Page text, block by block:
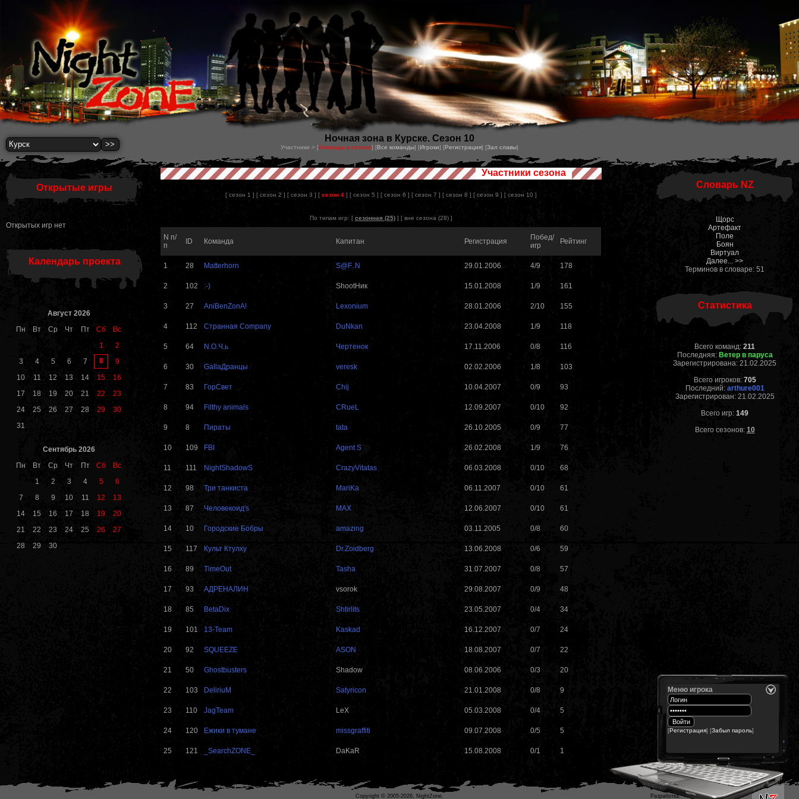
Ночная зона в Курске. Сезон 10
Участники > [Команды в сезоне] [Все команды] [Игроки] [Регистрация] [Зал славы]
Открытые игры
Открытых игр нет
Календарь проекта
Август 2026
Пн
Вт Ср Чт Пт Сб
Вс
1
2
3
4 5 6 7 8
9
10
11 12 13 14 15
16
17
18 19 20 21 22
23
24
25 26 27 28 29
30
31
Сентябрь 2026
Пн
Вт Ср Чт Пт Сб
Вс
1
2 3 4 5
6
7
8 9 10 11 12
13
14
15 16 17 18 19
20
21
22 23 24 25 26
27
28
29 30
Участники сезона
[ сезон 1 ] [ сезон 2 ] [ сезон 3 ] [ сезон 4 ] [ сезон 5 ] [ сезон 6 ] [ сезон 7 ] [ сезон 8 ] [ сезон 9 ] [ сезон 10 ]
По типам игр: [ сезонная (25)] [ вне сезона (28)]
N п/
п
ID Команда Капитан Регистрация
Побед/
игр
Рейтинг
1 28 Matterhorn S@F..N 29.01.2006 4/9 178
2 102 :-) ShootНик 15.01.2008 1/9 161
3 27 AniBenZonA! Lexonium 28.01.2006 2/10 155
4 112 Странная Company DuNkan 23.04.2008 1/9 118
5 64 N.O.Ч.ь Чертенок 17.11.2006 0/8 116
6 30 GallaДранцы veresk 02.02.2006 1/8 103
7 83 ГорСвет Chij 10.04.2007 0/9 93
8 94 Filthy animals CRueL 12.09.2007 0/10 92
9 8 Пираты tata 26.10.2005 0/9 77
10 109 FBI Agent S 26.02.2008 1/9 76
11 111 NightShadowS CrazyVitatas 06.03.2008 0/10 68
12 98 Три танкиста MariKa 06.11.2007 0/10 61
13 87 Человекоид's MAX 12.06.2007 0/10 61
14 10 Городские Бобры amazing 03.11.2005 0/8 60
15 117 Культ Ктулху Dr.Zoidberg 13.06.2008 0/6 59
16 89 TimeOut Tasha 31.07.2007 0/8 57
17 93 АДРЕНАЛИН vsоrok 29.08.2007 0/9 48
18 85 BetaDix Shtirlits 23.05.2007 0/4 34
19 101 13-Team Kaskad 16.12.2007 0/7 24
20 92 SQUEEZE ASON 18.08.2007 0/7 22
21 50 Ghostbusters Shadow 08.06.2006 0/3 20
22 103 DeliriuM Satyricon 21.01.2008 0/8 9
23 110 JagTeam LеX 05.03.2008 0/4 5
24 120 Ежики в тумане missgraffiti 09.07.2008 0/5 5
25 121 _SearchZONE_ DaKaR 15.08.2008 0/1 1
Словарь NZ
Щорс
Артефакт
Поле
Боян
Виртуал
Далее... >>
Терминов в словаре: 51
Статистика
Всего команд: 211
Последняя: Ветер в паруса
Зарегистрирована: 21.02.2025
Всего игроков: 705
Последний: arthure001
Зарегистрирован: 21.02.2025
Всего игр: 149
Всего сезонов: 10
Меню игрока
[Регистрация] [Забыл пароль]
Copyright © 2005-2026, NightZone. Разработка: